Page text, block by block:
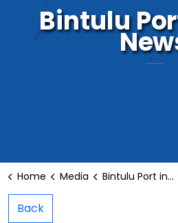
Bintulu
Home Media Bintulu Port in the News
Back